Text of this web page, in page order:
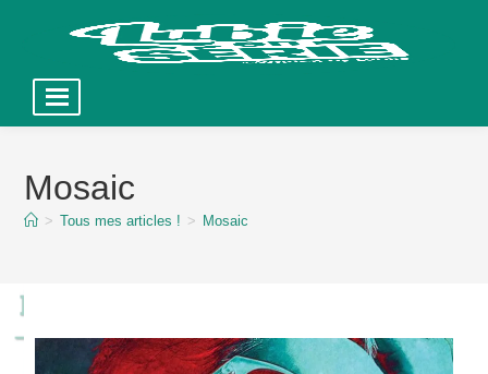
contentMosaic
> Tous mes articles ! > Mosaic